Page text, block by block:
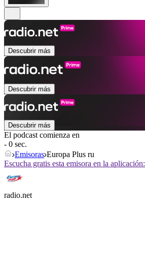
Descubrir más
Descubrir más
Descubrir más
El podcast comienza en
- 0 sec.
Emisoras Europa Plus ru
Escucha gratis esta emisora en la aplicación:
radio.net